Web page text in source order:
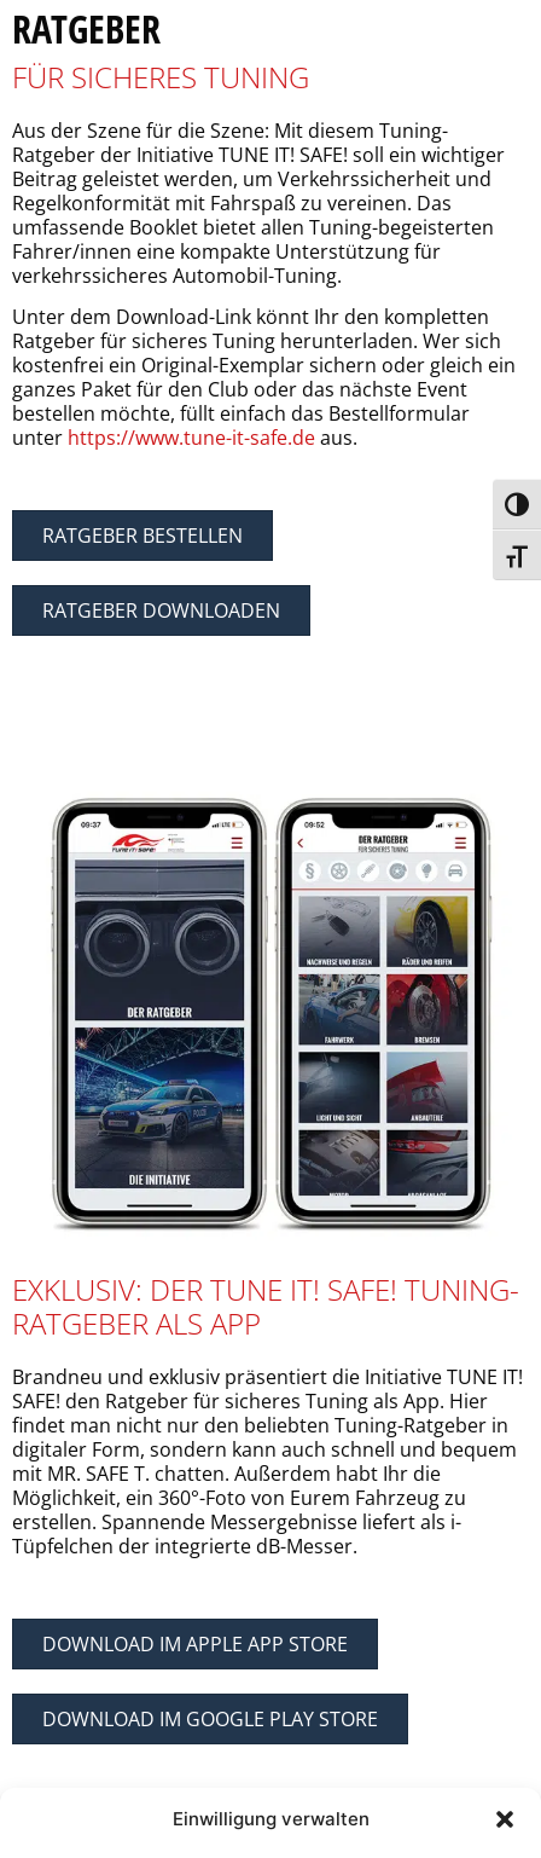
Einwilligung verwalten
RATGEBER
FÜR SICHERES TUNING
Aus der Szene für die Szene: Mit diesem Tuning-
Ratgeber der Initiative TUNE IT! SAFE! soll ein wichtiger
Beitrag geleistet werden, um Verkehrssicherheit und
Regelkonformität mit Fahrspaß zu vereinen. Das
umfassende Booklet bietet allen Tuning-begeisterten
Fahrer/innen eine kompakte Unterstützung für
verkehrssicheres Automobil-Tuning.
Unter dem Download-Link könnt Ihr den kompletten
Ratgeber für sicheres Tuning herunterladen. Wer sich
kostenfrei ein Original-Exemplar sichern oder gleich ein
ganzes Paket für den Club oder das nächste Event
bestellen möchte, füllt einfach das Bestellformular
unter https://www.tune-it-safe.deaus.
RATGEBER BESTELLEN
RATGEBER DOWNLOADEN
EXKLUSIV: DER TUNE IT! SAFE! TUNING-
RATGEBER ALS APP
Brandneu und exklusiv präsentiert die Initiative TUNE IT!
SAFE! den Ratgeber für sicheres Tuning als App. Hier
findet man nicht nur den beliebten Tuning-Ratgeber in
digitaler Form, sondern kann auch schnell und bequem
mit MR. SAFE T. chatten. Außerdem habt Ihr die
Möglichkeit, ein 360°-Foto von Eurem Fahrzeug zu
erstellen. Spannende Messergebnisse liefert als i-
Tüpfelchen der integrierte dB-Messer.
DOWNLOAD IM APPLE APP STORE
DOWNLOAD IM GOOGLE PLAY STORE